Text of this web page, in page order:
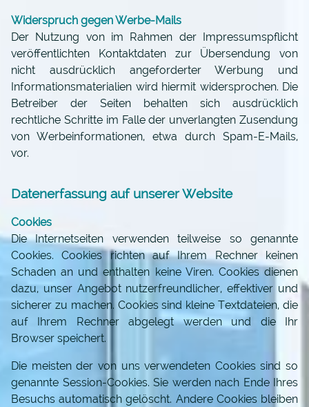
Widerspruch gegen Werbe-Mails
Der Nutzung von im Rahmen der Impressumspflicht
veröffentlichten Kontaktdaten zur Übersendung von
nicht ausdrücklich angeforderter Werbung und
Informationsmaterialien wird hiermit widersprochen. Die
Betreiber der Seiten behalten sich ausdrücklich
rechtliche Schritte im Falle der unverlangten Zusendung
von Werbeinformationen, etwa durch Spam-E-Mails,
vor.
Datenerfassung auf unserer Website
Cookies
Die Internetseiten verwenden teilweise so genannte
Cookies. Cookies richten auf Ihrem Rechner keinen
Schaden an und enthalten keine Viren. Cookies dienen
dazu, unser Angebot nutzerfreundlicher, effektiver und
sicherer zu machen. Cookies sind kleine Textdateien, die
auf Ihrem Rechner abgelegt werden und die Ihr
Browser speichert.
Die meisten der von uns verwendeten Cookies sind so
genannte Session-Cookies. Sie werden nach Ende Ihres
Besuchs automatisch gelöscht. Andere Cookies bleiben